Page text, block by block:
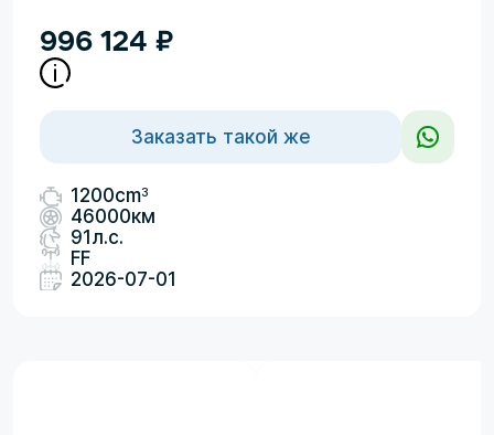
996 124 ₽
Заказать такой же
1200cm3
46000км
91л.с.
FF
2026-07-01